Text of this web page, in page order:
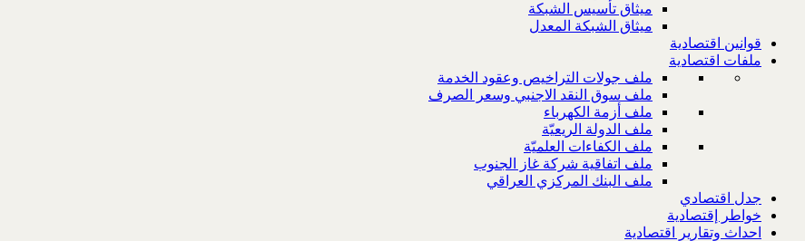
ميثاق تأسيس الشبكة
ميثاق الشبكة المعدل
قوانين اقتصادية
ملفات اقتصادية
ملف جولات التراخيص وعقود الخدمة
ملف سوق النقد الاجنبي وسعر الصرف
ملف أزمة الكهرباء
ملف الدولة الريعيّة
ملف الكفاءات العلميّة
ملف اتفاقية شركة غاز الجنوب
ملف البنك المركزي العراقي
جدل اقتصادي
خواطر إقتصادية
احداث وتقارير اقتصادية